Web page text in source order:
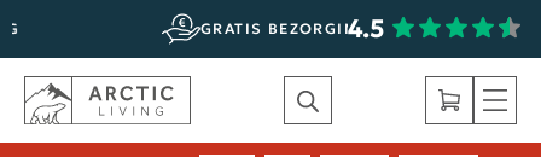
GRATIS BEZORGING & MONTAGE
4.5